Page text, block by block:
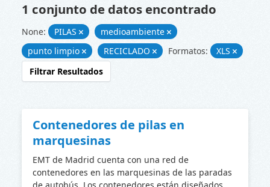
1 conjunto de datos encontrado
None: PILAS
medioambiente
punto limpio
RECICLADO Formatos:
XLS
Filtrar Resultados
Contenedores de pilas en
marquesinas
EMT de Madrid cuenta con una red de
contenedores en las marquesinas de las paradas